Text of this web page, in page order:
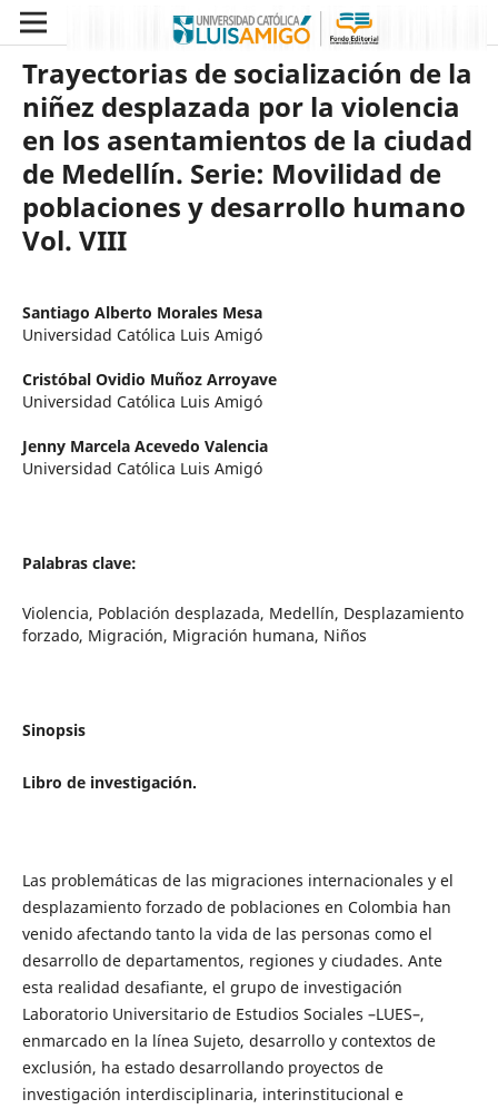
Trayectorias de socialización de la
niñez desplazada por la violencia
en los asentamientos de la ciudad
de Medellín. Serie: Movilidad de
poblaciones y desarrollo humano
Vol. VIII
Santiago Alberto Morales Mesa
Universidad Católica Luis Amigó
Cristóbal Ovidio Muñoz Arroyave
Universidad Católica Luis Amigó
Jenny Marcela Acevedo Valencia
Universidad Católica Luis Amigó
Palabras clave:
Violencia, Población desplazada, Medellín, Desplazamiento
forzado, Migración, Migración humana, Niños
Sinopsis
Libro de investigación.
Las problemáticas de las migraciones internacionales y el
desplazamiento forzado de poblaciones en Colombia han
venido afectando tanto la vida de las personas como el
desarrollo de departamentos, regiones y ciudades. Ante
esta realidad desafiante, el grupo de investigación
Laboratorio Universitario de Estudios Sociales –LUES–,
enmarcado en la línea Sujeto, desarrollo y contextos de
exclusión, ha estado desarrollando proyectos de
investigación interdisciplinaria, interinstitucional e